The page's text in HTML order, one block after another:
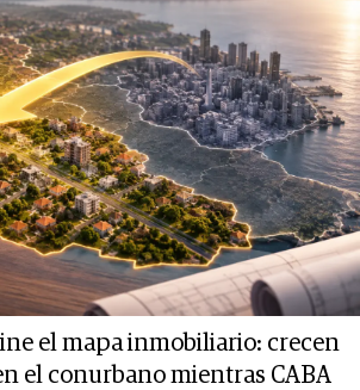
el mapa inmobiliario: crecen
el conurbano mientras CABA